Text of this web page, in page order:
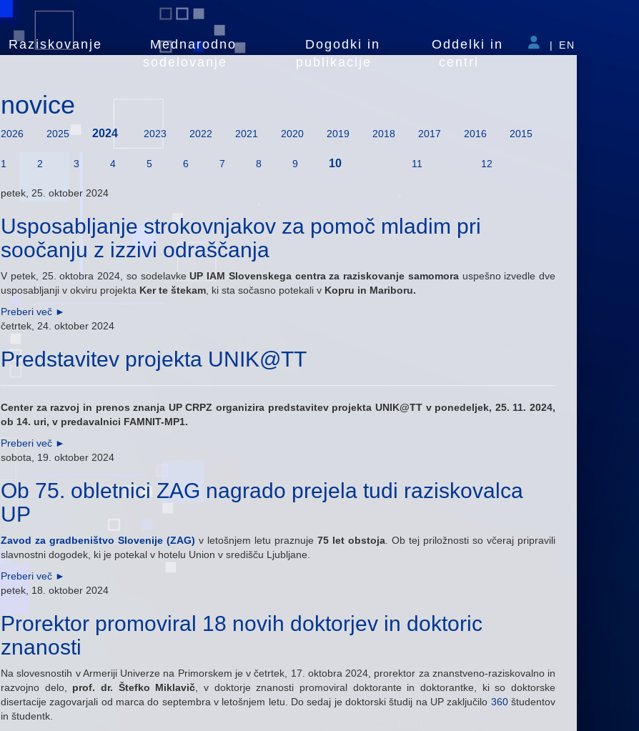
Raziskovanje
Mednarodno
sodelovanje
Dogodki in
publikacije
Oddelki in
centri
| EN
novice
2026 2025 2024 2023 2022 2021 2020 2019 2018 2017 2016 2015
1 2 3 4 5 6 7 8 9 10 11 12
petek, 25. oktober 2024
Usposabljanje strokovnjakov za pomoč mladim pri
soočanju z izzivi odraščanja
V petek, 25. oktobra 2024, so sodelavkeUP IAM Slovenskega centra za raziskovanje samomorauspešno izvedle dve
usposabljanji v okviru projekta Ker te štekam , ki sta sočasno potekali v Kopru in Mariboru.
Preberi več ►
četrtek, 24. oktober 2024
Predstavitev projekta UNIK@TT
Center za razvoj in prenos znanja UP CRPZ organizira predstavitev projekta UNIK@TT v ponedeljek, 25. 11. 2024,
ob 14. uri, v predavalnici FAMNIT-MP1.
Preberi več ►
sobota, 19. oktober 2024
Ob 75. obletnici ZAG nagrado prejela tudi raziskovalca
UP
Zavod za gradbeništvo Slovenije (ZAG) v letošnjem letu praznuje 75 let obstoja . Ob tej priložnosti so včeraj pripravili
slavnostni dogodek, ki je potekal v hotelu Union v središču Ljubljane.
Preberi več ►
petek, 18. oktober 2024
Prorektor promoviral 18 novih doktorjev in doktoric
znanosti
Na slovesnostih v Armeriji Univerze na Primorskem je v četrtek, 17. oktobra 2024, prorektor za znanstveno-raziskovalno in
razvojno delo, prof. dr. Štefko Miklavič , v doktorje znanosti promoviral doktorante in doktorantke, ki so doktorske
disertacije zagovarjali od marca do septembra v letošnjem letu. Do sedaj je doktorski študij na UP zaključilo 360študentov
in študentk.